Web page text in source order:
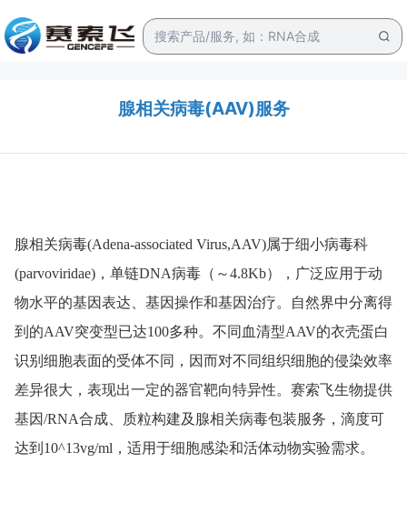
腺相关病毒(AAV)服务
腺相关病毒(Adena-associated Virus,AAV)属于细小病毒科
(parvoviridae)，单链DNA病毒（～4.8Kb），广泛应用于动
物水平的基因表达、基因操作和基因治疗。自然界中分离得
到的AAV突变型已达100多种。不同血清型AAV的衣壳蛋白
识别细胞表面的受体不同，因而对不同组织细胞的侵染效率
差异很大，表现出一定的器官靶向特异性。赛索飞生物提供
基因/RNA合成、质粒构建及腺相关病毒包装服务，滴度可
达到10^13vg/ml，适用于细胞感染和活体动物实验需求。